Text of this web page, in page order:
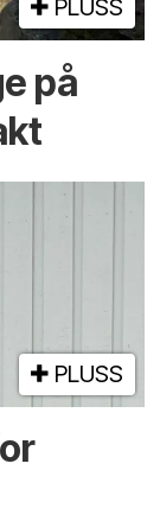
PLUSS
på
PLUSS